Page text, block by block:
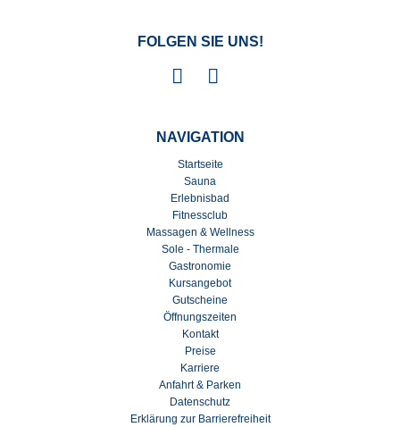
FOLGEN SIE UNS!
NAVIGATION
Startseite
Sauna
Erlebnisbad
Fitnessclub
Massagen & Wellness
Sole - Thermale
Gastronomie
Kursangebot
Gutscheine
Öffnungszeiten
Kontakt
Preise
Karriere
Anfahrt & Parken
Datenschutz
Erklärung zur Barrierefreiheit